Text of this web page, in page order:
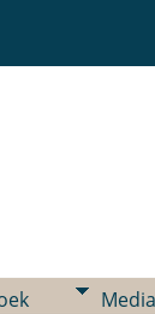
Media